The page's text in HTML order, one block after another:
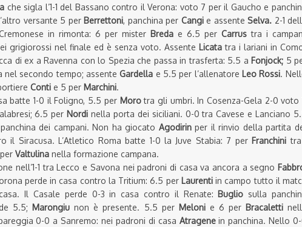
che sigla l’1-1 del Bassano contro il Verona: voto 7 per il Gaucho e
versante 5 per Berrettoni, panchina per Cangie assente Selva. 2-1
in rimonta: 6 per mister Breda e 6.5 per Carrus tra i
grigiorossi nel finale ed è senza voto. Assente Licata tra i lariani in
di ex a Ravenna con lo Spezia che passa in trasferta: 5.5 a Fonjock; 5
nel secondo tempo; assenteGardella e 5.5 per l’allenatore Leo Rossi.
Conti e 5 per Marchini.
batte 1-0 il Foligno, 5.5 per Morotra gli umbri. In Cosenza-Gela 2-0 voto
6.5 per Nordi nella porta dei siciliani. 0-0 tra Cavese e Lanciano
dei campani. Non ha giocato Agodirinper il rinvio della partita
il Siracusa. L’Atletico Roma batte 1-0 la Juve Stabia: 7 per Franchini
Valtulina nella formazione campana.
nell’1-1 tra Lecco e Savona nei padroni di casa va ancora a segno
perde in casa contro la Tritium: 6.5 per Laurentiin campo tutto il
Il Casale perde 0-3 in casa contro il Renate: Buglio sulla
5.5; Marongiu non è presente. 5.5 per Meloni e 6 per Bracaletti
0-0 a Sanremo: nei padroni di casa Atragenein panchina. Nello